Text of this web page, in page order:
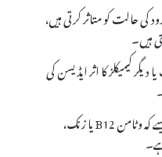
حالت کو متاثر کرتی ہیں،
ہیں۔
کیمیکلز کا اثر ایڈیسن کی
بعض وٹامنز اور معدنیات کی کمی، جیسے کہ وٹامن B12 یا زنک،